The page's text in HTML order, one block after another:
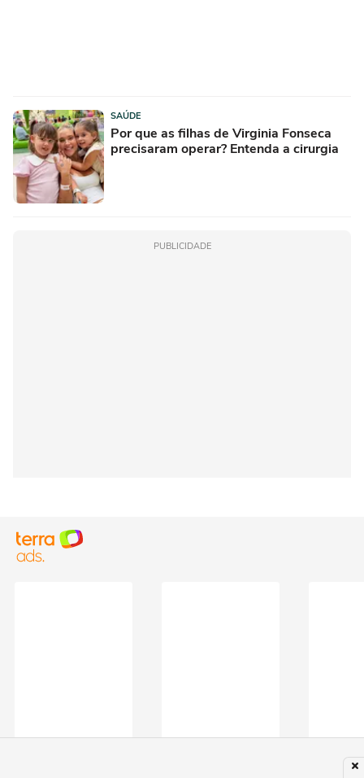
SAÚDE
Por que as filhas de Virginia Fonseca
precisaram operar? Entenda a cirurgia
PUBLICIDADE